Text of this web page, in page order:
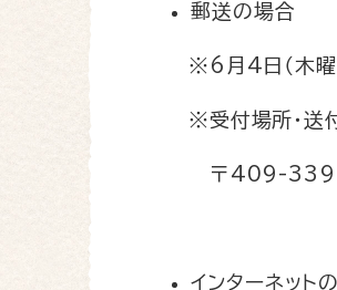
郵送の場合 令
※6月4日（木曜日
※受付場所・送
〒409-3392 山
インターネッ